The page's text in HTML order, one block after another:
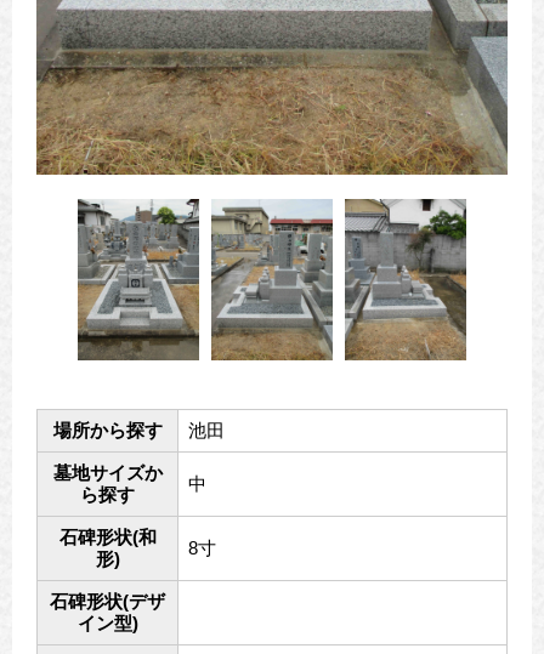
場所から探す 池田
墓地サイズか
ら探す
中
石碑形状(和
形)
8寸
石碑形状(デザ
イン型)